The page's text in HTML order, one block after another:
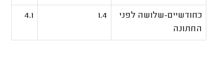
כחודשיים-שלושה לפני
החתונה
1.4
4.1